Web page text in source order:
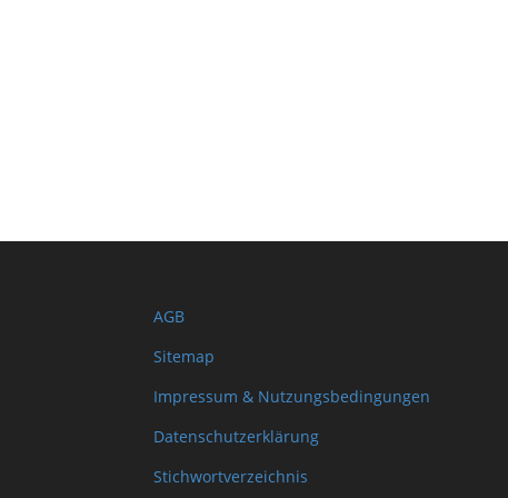
AGB
Sitemap
Impressum & Nutzungsbedingungen
Datenschutzerklärung
Stichwortverzeichnis